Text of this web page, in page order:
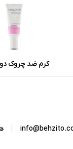
کرم ضد چروک
هیدرودرم با